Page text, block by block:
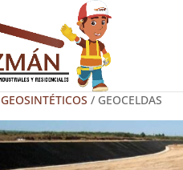
GEOSINTÉTICOS / GEOCELDAS